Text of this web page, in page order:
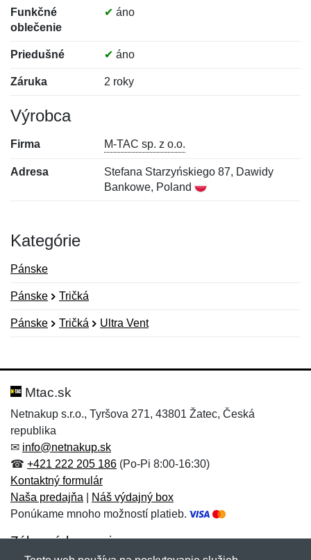
Funkčné
oblečenie
✔ áno
Priedušné ✔ áno
Záruka 2 roky
Výrobca
Firma M-TAC sp. z o.o.
Adresa
Stefana Starzyńskiego 87, Dawidy
Bankowe, Poland
Kategórie
Pánske
Pánske Tričká
Pánske Tričká Ultra Vent
Hodnotenie:
Meno:*
E-mail:
Meno:
E-mail:*
Správa*
Mtac.sk
Netnakup s.r.o., Tyršova 271, 43801 Žatec, Česká
republika
✉ info@netnakup.sk
☎ +421 222 205 186 (Po-Pi 8:00-16:30)
Kontaktný formulár
Naša predajňa
Náš výdajný box
Ponúkame mnoho možností platieb.
Zákaznícky servis